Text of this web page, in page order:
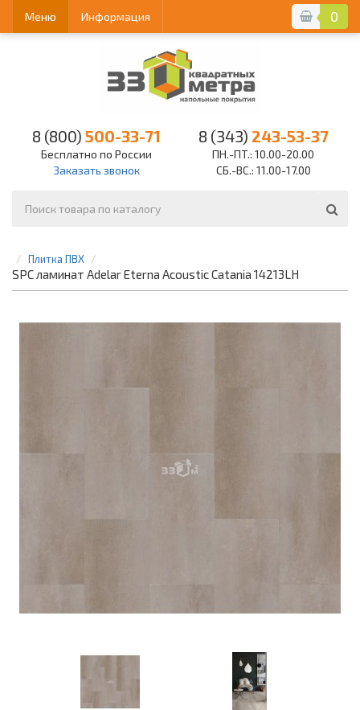
0
Меню Информация
8 (800) 500-33-71
Бесплатно по России
Заказать звонок
8 (343) 243-53-37
ПН.-ПТ.: 10.00-20.00
СБ.-ВС.: 11.00-17.00
Плитка ПВХ
SPC ламинат Adelar Eterna Acoustic Catania 14213LH